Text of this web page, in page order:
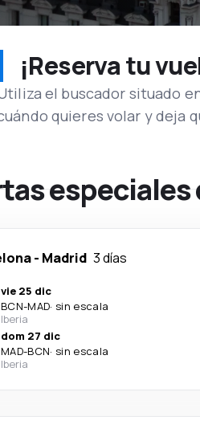
¡Reserva tu
el buscador situado
quieres volar y deja
especiales
- Madrid 3 días
vie 25 dic
BCN-MAD· sin escala
Iberia
dom 27 dic
MAD-BCN· sin escala
Iberia